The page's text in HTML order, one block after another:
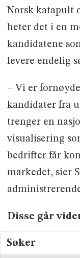
Norsk katapult
heter det i en
kandidatene
levere endelig
– Vi er
kandidater fra
trenger en
visualisering
bedrifter får
markedet, sier
Disse går
Søker